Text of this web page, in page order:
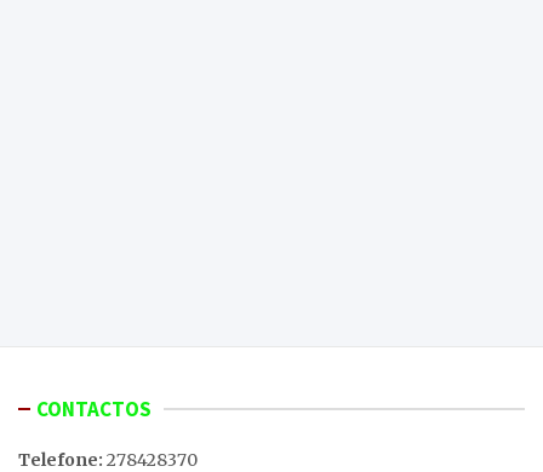
CONTACTOS
Telefone: 278428370